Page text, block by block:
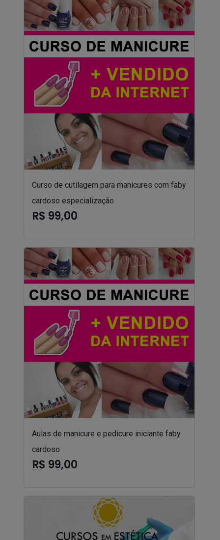
Curso de cutilagem para manicures com faby
cardoso especialização
R$ 99,00
Aulas de manicure e pedicure iniciante faby
cardoso
R$ 99,00